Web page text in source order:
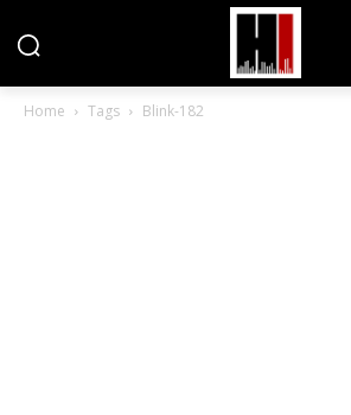
Home Tags Blink-182